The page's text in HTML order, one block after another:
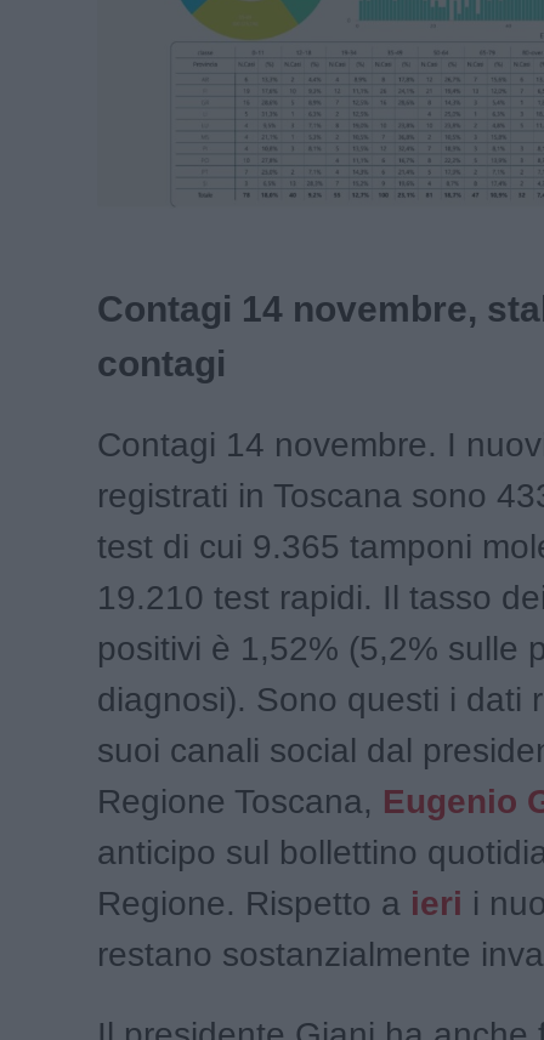
Contagi 14 novembre,
contagi
Contagi 14 novembre. I
registrati in Toscana sono
test di cui 9.365 tamponi
19.210 test rapidi. Il tasso
positivi è 1,52% (5,2% sulle
diagnosi). Sono questi i dati
suoi canali social dal
Regione Toscana, Eugenio
anticipo sul bollettino
Regione. Rispetto a ieri i
restano sostanzialmente